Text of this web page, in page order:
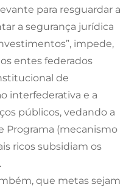
para resguardar a
a segurança jurídica
impede,
entes federados
de
interfederativa e a
públicos, vedando a
Programa (mecanismo
ricos subsidiam os
que metas sejam